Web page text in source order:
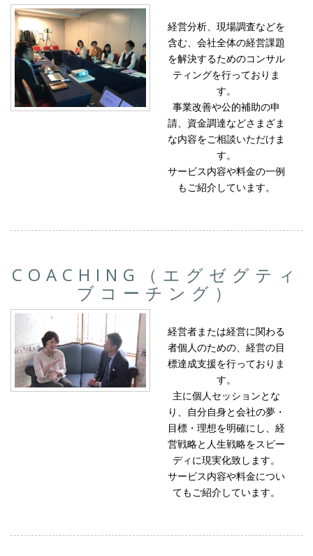
経営分析、現場調査などを
含む、会社全体の経営課題
を解決するためのコンサル
ティングを行っておりま
す。
事業改善や公的補助の申
請、資金調達などさまざま
な内容をご相談いただけま
す。
サービス内容や料金の一例
もご紹介しています。
COACHING（エグゼグティ
ブコーチング）
経営者または経営に関わる
者個人のための、経営の目
標達成支援を行っておりま
す。
主に個人セッションとな
り、自分自身と会社の夢・
目標・理想を明確にし、経
営戦略と人生戦略をスピー
ディに現実化致します。
サービス内容や料金につい
てもご紹介しています。